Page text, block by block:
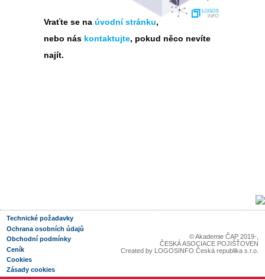
Vraťte se na úvodní stránku,
nebo nás kontaktujte, pokud něco nevíte
najít.
Technické požadavky
Ochrana osobních údajů
Obchodní podmínky
Ceník
Cookies
Zásady cookies
© Akademie ČAP 2019-
ČESKÁ ASOCIACE POJIŠŤOVEN
Created by LOGOSINFO Česká republika s.r.o.